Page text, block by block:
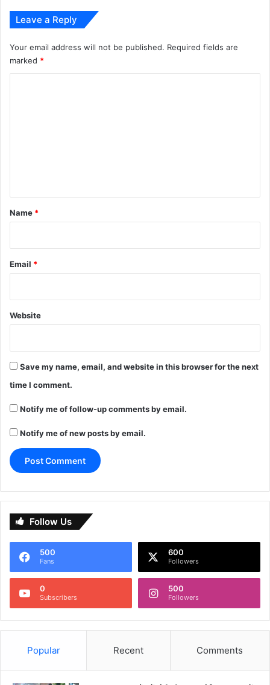
Leave a Reply
Your email address will not be published. Required fields are
marked *
*
Name *
Email *
Website
Save my name, email, and website in this browser for the next
time I comment.
Notify me of follow-up comments by email.
Notify me of new posts by email.
Follow Us
500
Fans
600
Followers
0
Subscribers
500
Followers
Popular Recent Comments